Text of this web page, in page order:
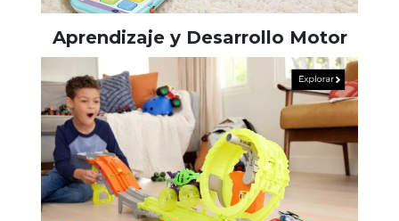
Aprendizaje y Desarrollo Motor